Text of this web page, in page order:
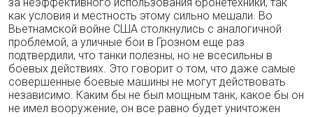
как условия и местность этому сильно мешали. Во
Вьетнамской войне США столкнулись с аналогичной
проблемой, а уличные бои в Грозном еще раз
подтвердили, что танки полезны, но не всесильны в
боевых действиях. Это говорит о том, что даже самые
совершенные боевые машины не могут действовать
независимо. Каким бы не был мощным танк, какое бы он
не имел вооружение, он все равно будет уничтожен